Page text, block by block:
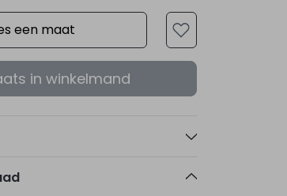
een maat
in winkelmand